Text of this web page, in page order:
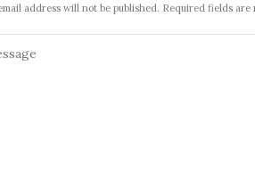
address will not be published. Required fields are